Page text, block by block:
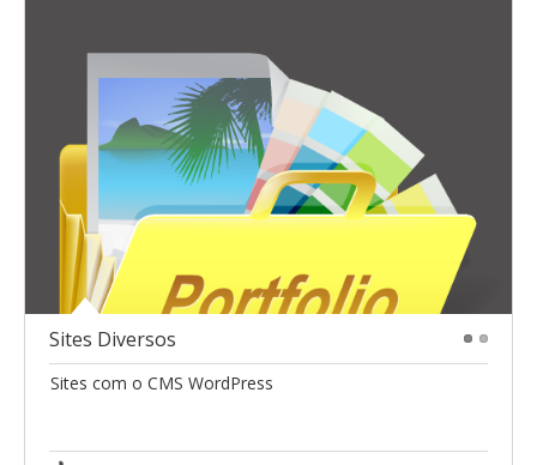
Sites Diversos
Sites com o CMS WordPress